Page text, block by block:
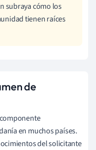
subraya cómo los
tienen raíces
de
en muchos países.
del solicitante